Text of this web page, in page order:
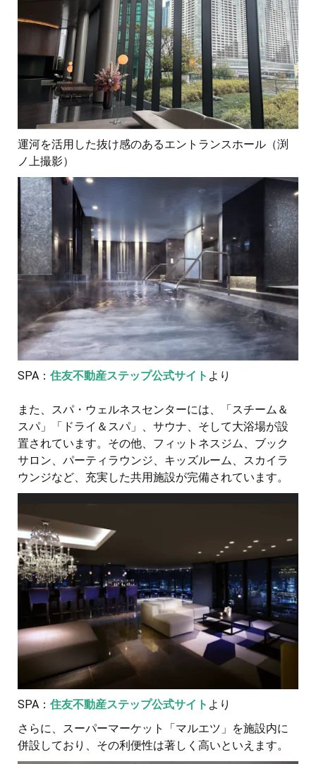
運河を活用した抜け感のあるエントランスホール（渕
ノ上撮影）
SPA： 住友不動産ステップ公式サイト より
また、スパ・ウェルネスセンターには、「スチーム＆
スパ」「ドライ＆スパ」、サウナ、そして大浴場が設
置されています。その他、フィットネスジム、ブック
サロン、パーティラウンジ、キッズルーム、スカイラ
ウンジなど、充実した共用施設が完備されています。
SPA： 住友不動産ステップ公式サイト より
さらに、スーパーマーケット「マルエツ」を施設内に
併設しており、その利便性は著しく高いといえます。